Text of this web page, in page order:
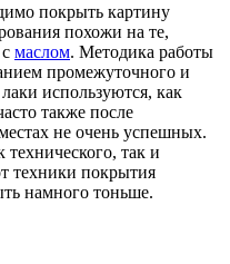
покрыть картину
похожи на те,
маслом. Методика работы
промежуточного и
используются, как
также после
не очень успешных.
так и
техники покрытия
намного тоньше.